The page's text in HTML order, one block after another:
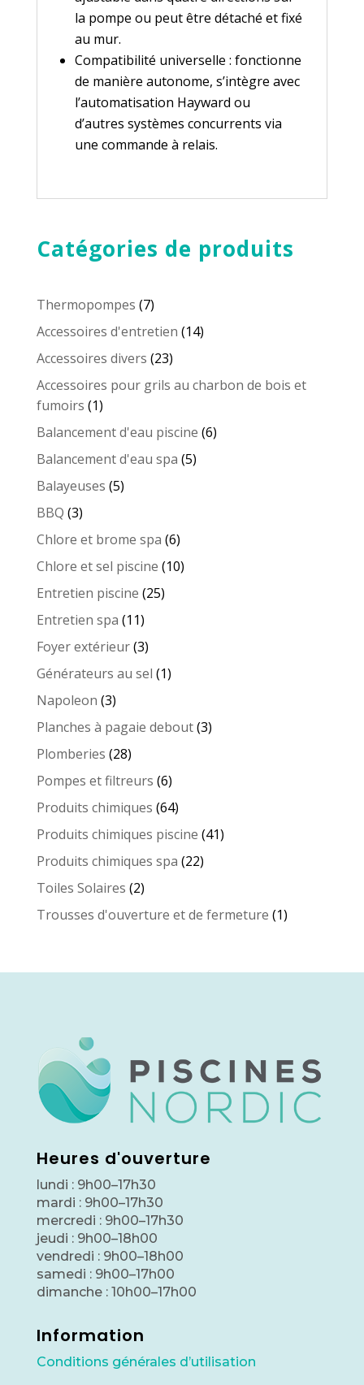
la pompe ou peut être détaché et fixé
au mur.
Compatibilité universelle : fonctionne
de manière autonome, s’intègre avec
l’automatisation Hayward ou
d’autres systèmes concurrents via
une commande à relais.
Catégories de produits
Thermopompes 77
produits
Accessoires d'entretien 1414
Accessoires divers 2323
produits
Accessoires pour grils au charbon de bois et
fumoirs 11
produit
Balancement d'eau piscine 66
Balancement d'eau spa 55
Balayeuses 55
BBQ 33
produits
Chlore et brome spa 66
produits
Chlore et sel piscine 1010
Entretien piscine 2525
Entretien spa 1111
produits
Foyer extérieur 33
produits
Générateurs au sel 11
Napoleon 33
produits
Planches à pagaie debout 33
Plomberies 2828
produits
Pompes et filtreurs 66
produits
Produits chimiques 6464
produits
Produits chimiques piscine 4141
Produits chimiques spa 2222
Toiles Solaires 22
produits
Trousses d'ouverture et de fermeture 11
Heures d'ouverture
lundi : 9h00–17h30
mardi : 9h00–17h30
mercredi : 9h00–17h30
jeudi : 9h00–18h00
vendredi : 9h00–18h00
samedi : 9h00–17h00
dimanche : 10h00–17h00
Information
Conditions générales d’utilisation